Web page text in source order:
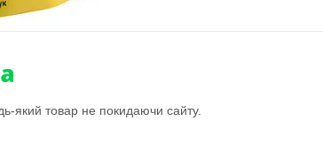
який товар не покидаючи сайту.